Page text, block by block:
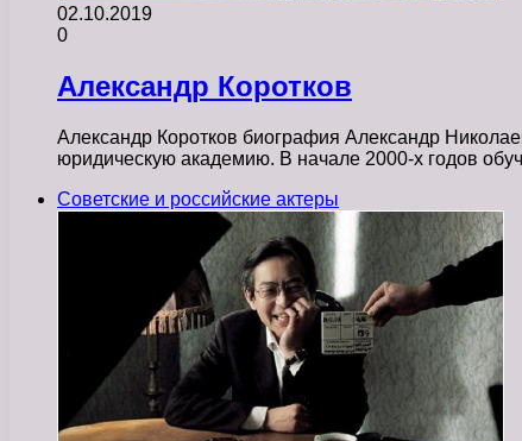
02.10.2019
0
Александр Коротков
Александр Коротков биография Александр
юридическую академию. В начале 2000-х годов
Советские и российские актеры